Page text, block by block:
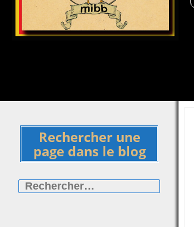
Rechercher une
page dans le blog